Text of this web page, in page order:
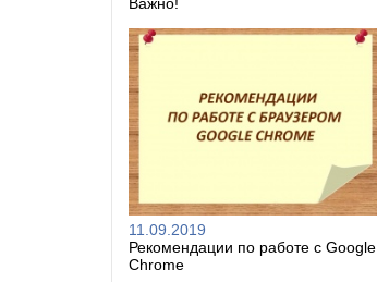
11.09.2019
Рекомендации по работе с Google
Chrome